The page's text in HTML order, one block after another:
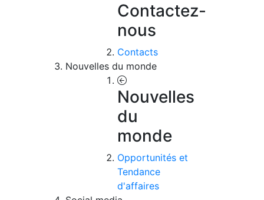
Contactez-
nous
Contacts
Nouvelles du monde
Nouvelles
du
monde
Opportunités et
Tendance
d'affaires